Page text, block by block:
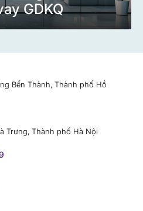
Bến Thành, Thành phố Hồ
Trưng, Thành phố Hà Nội